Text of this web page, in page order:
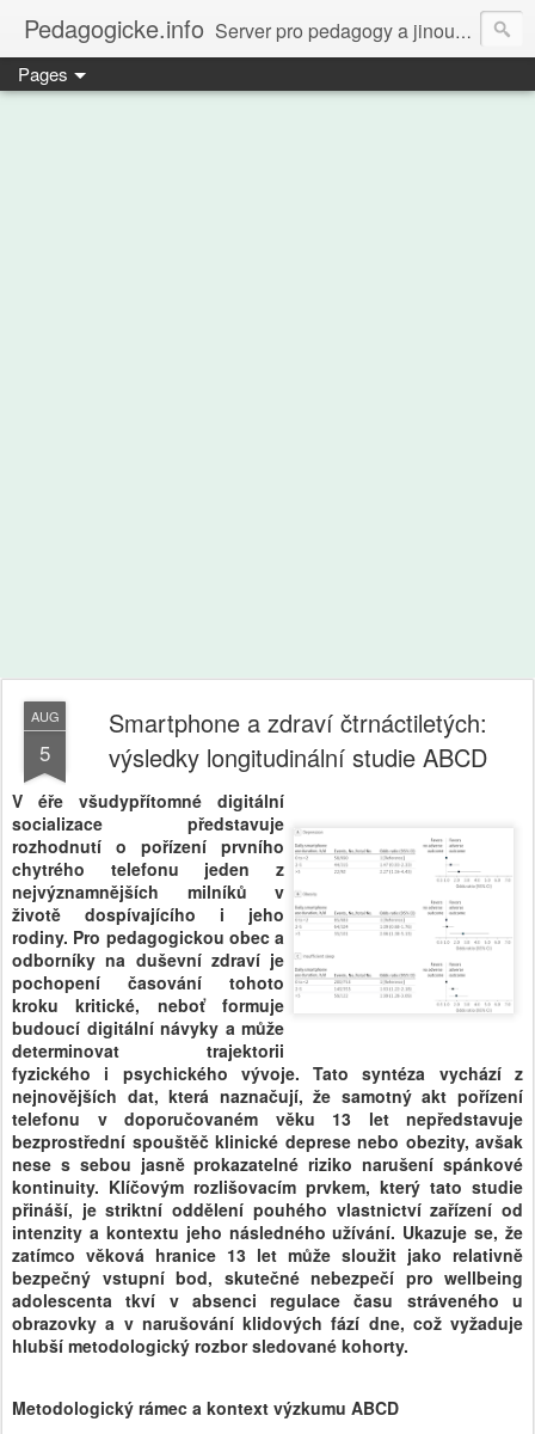
Pedagogicke.info Server pro pedagogy a jinou zvířenu
Pages
AUG
5
Smartphone a zdraví čtrnáctiletých:
výsledky longitudinální studie ABCD
V éře všudypřítomné digitální
socializace představuje
rozhodnutí o pořízení prvního
chytrého telefonu jeden z
nejvýznamnějších milníků v
životě dospívajícího i jeho
rodiny. Pro pedagogickou obec a
odborníky na duševní zdraví je
pochopení časování tohoto
kroku kritické, neboť formuje
budoucí digitální návyky a může
determinovat trajektorii
fyzického i psychického vývoje. Tato syntéza vychází z
nejnovějších dat, která naznačují, že samotný akt pořízení
telefonu v doporučovaném věku 13 let nepředstavuje
bezprostřední spouštěč klinické deprese nebo obezity, avšak
nese s sebou jasně prokazatelné riziko narušení spánkové
kontinuity. Klíčovým rozlišovacím prvkem, který tato studie
přináší, je striktní oddělení pouhého vlastnictví zařízení od
intenzity a kontextu jeho následného užívání. Ukazuje se, že
zatímco věková hranice 13 let může sloužit jako relativně
bezpečný vstupní bod, skutečné nebezpečí pro wellbeing
adolescenta tkví v absenci regulace času stráveného u
obrazovky a v narušování klidových fází dne, což vyžaduje
hlubší metodologický rozbor sledované kohorty.
Metodologický rámec a kontext výzkumu ABCD